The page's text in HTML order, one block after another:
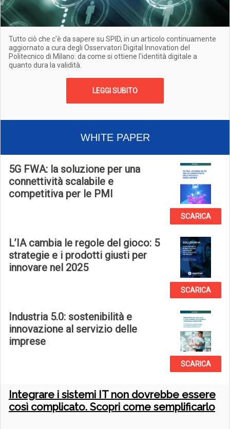
Tutto ciò che c'è da sapere su SPID, in un articolo continuamente
aggiornato a cura degli Osservatori Digital Innovation del
Politecnico di Milano: da come si ottiene l'identità digitale a
quanto dura la validità.
LEGGI SUBITO
WHITE PAPER
5G FWA: la soluzione per una
connettività scalabile e
competitiva per le PMI
SCARICA
L’IA cambia le regole del gioco: 5
strategie e i prodotti giusti per
innovare nel 2025
SCARICA
Industria 5.0: sostenibilità e
innovazione al servizio delle
imprese
SCARICA
Integrare i sistemi IT non dovrebbe essere
così complicato. Scopri come semplificarlo